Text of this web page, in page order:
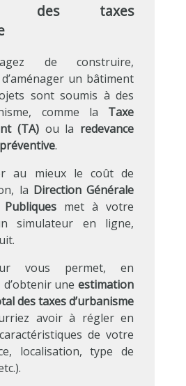
des taxes
de construire,
un bâtiment
sont soumis à des
comme la Taxe
(TA)ou la redevance
.
au mieux le coût de
la Direction Générale
met à votre
simulateur en ligne,
vous permet, en
une estimation
des taxes d’urbanisme
avoir à régler en
de votre
localisation, type de